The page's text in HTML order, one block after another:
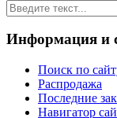
Информация и
Поиск по
Распродажа
Последние
Навигатор